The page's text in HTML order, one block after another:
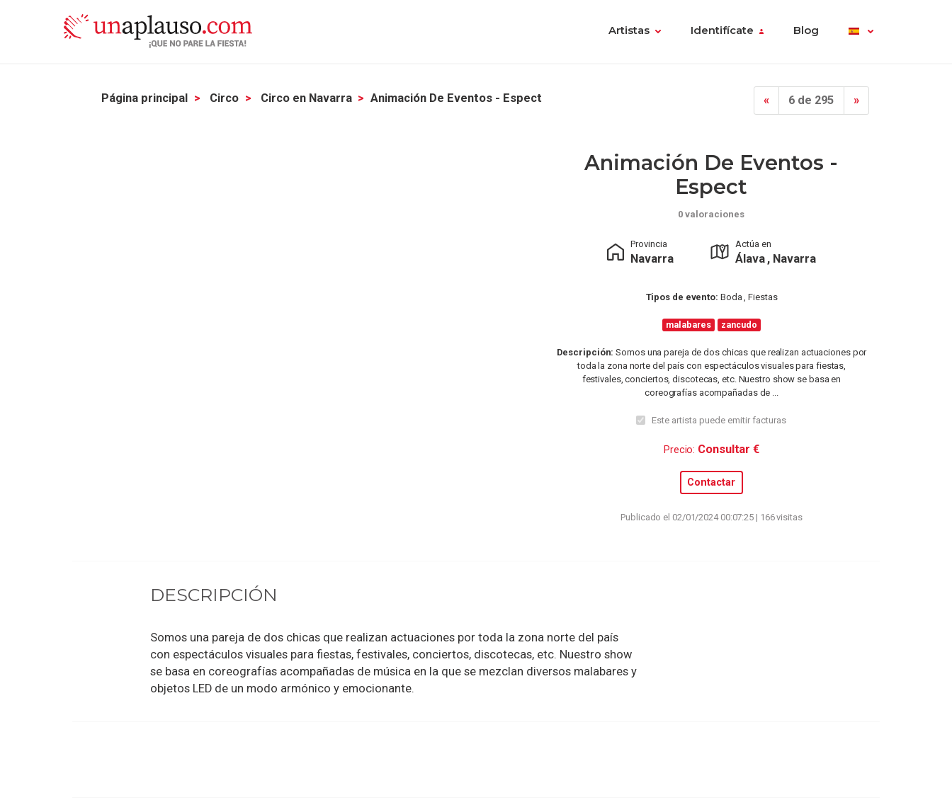
Artistas Identifícate Blog
Página principal Circo Circo en Navarra Animación De Eventos - Espect « 6 de 295 »
Animación De Eventos -
Espect
0 valoraciones
Provincia
Navarra
Actúa en
Álava , Navarra
Tipos de evento: Boda , Fiestas
malabares zancudo
Descripción: Somos una pareja de dos chicas que realizan actuaciones por
toda la zona norte del país con espectáculos visuales para fiestas,
festivales, conciertos, discotecas, etc. Nuestro show se basa en
coreografías acompañadas de ...
Este artista puede emitir facturas
Precio: Consultar €
Contactar
Publicado el 02/01/2024 00:07:25 | 166 visitas
DESCRIPCIÓN
Somos una pareja de dos chicas que realizan actuaciones por toda la zona norte del país
con espectáculos visuales para fiestas, festivales, conciertos, discotecas, etc. Nuestro show
se basa en coreografías acompañadas de música en la que se mezclan diversos malabares y
objetos LED de un modo armónico y emocionante.